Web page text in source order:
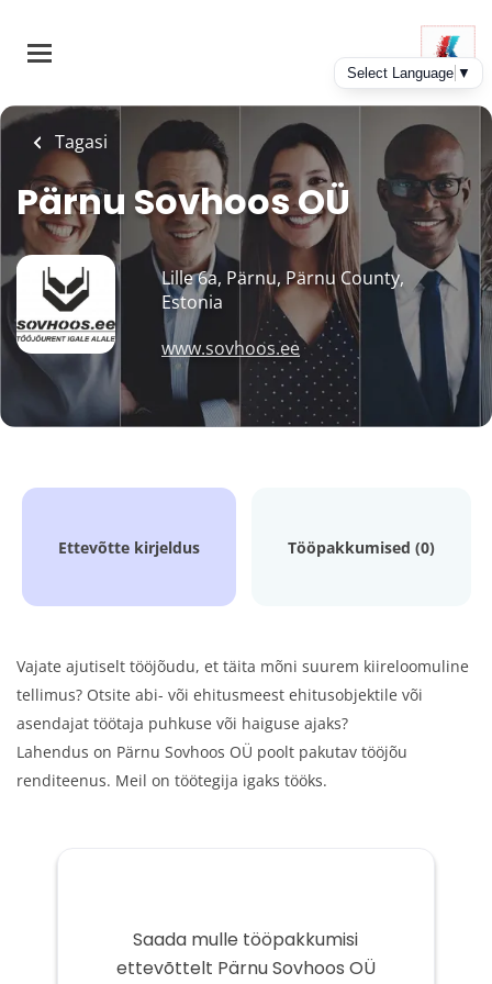
main
Tagasi
Pärnu Sovhoos OÜ
Lille 6a, Pärnu, Pärnu County,
Estonia
www.sovhoos.ee
Ettevõtte kirjeldus Tööpakkumised (0)
Vajate ajutiselt tööjõudu, et täita mõni suurem kiireloomuline
tellimus? Otsite abi- või ehitusmeest ehitusobjektile või
asendajat töötaja puhkuse või haiguse ajaks?
Lahendus on Pärnu Sovhoos OÜ poolt pakutav tööjõu
renditeenus. Meil on töötegija igaks tööks.
Saada mulle tööpakkumisi
ettevõttelt Pärnu Sovhoos OÜ